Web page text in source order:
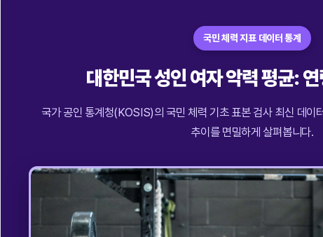
국민 체력 지표 데이터 통계
대한민국 성인 여자 악력 평균:
국가 공인 통계청(KOSIS)의 국민 체력 기초 표본 검사 최신 데이
추이를 면밀하게 살펴봅니다.